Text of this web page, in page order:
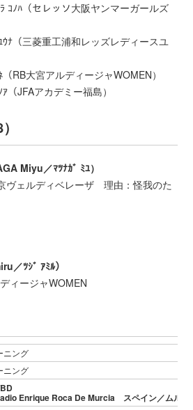
ﾊ（セレッソ大阪ヤンマーガールズ
三菱重工浦和レッズレディースユ
大宮アルディージャWOMEN）
JFAアカデミー福島）
Miyu／ﾏﾂﾅｶﾞ ﾐﾕ）
ェルディベレーザ 理由：怪我のた
／ﾂｼﾞ ｱﾐﾙ）
ィージャWOMEN
ニング
ニング
Enrique Roca De Murcia スペイン／ムルシ